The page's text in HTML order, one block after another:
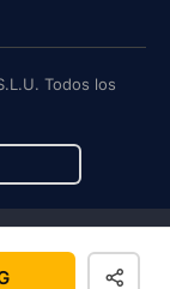
Todos los